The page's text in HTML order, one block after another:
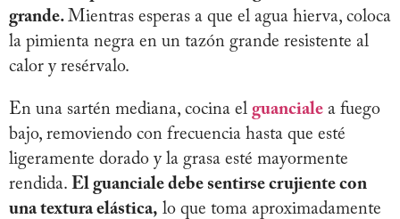
grande. Mientras esperas a que el agua hierva, coloca
la pimienta negra en un tazón grande resistente al
calor y resérvalo.
En una sartén mediana, cocina el guanciale a fuego
bajo, removiendo con frecuencia hasta que esté
ligeramente dorado y la grasa esté mayormente
rendida. El guanciale debe sentirse crujiente con
una textura elástica, lo que toma aproximadamente